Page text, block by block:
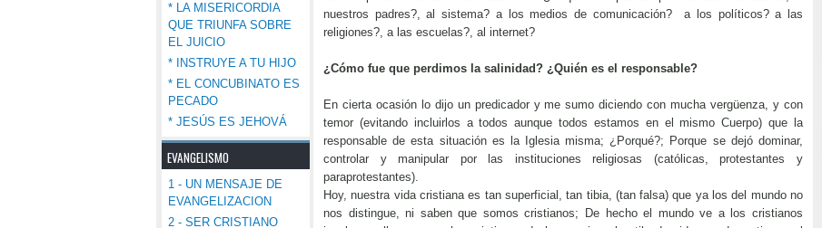
nuestros padres?, al sistema? a los medios de comunicación? a los políticos? a las
religiones?, a las escuelas?, al internet?
¿Cómo fue que perdimos la salinidad? ¿Quién es el responsable?
En cierta ocasión lo dijo un predicador y me sumo diciendo con mucha vergüenza, y con
temor (evitando incluirlos a todos aunque todos estamos en el mismo Cuerpo) que la
responsable de esta situación es la Iglesia misma; ¿Porqué?; Porque se dejó dominar,
controlar y manipular por las instituciones religiosas (católicas, protestantes y
paraprotestantes).
Hoy, nuestra vida cristiana es tan superficial, tan tibia, (tan falsa) que ya los del mundo no
nos distingue, ni saben que somos cristianos; De hecho el mundo ve a los cristianos
* LA MISERICORDIA
QUE TRIUNFA SOBRE
EL JUICIO
* INSTRUYE A TU HIJO
* EL CONCUBINATO ES
PECADO
* JESÚS ES JEHOVÁ
EVANGELISMO
1 - UN MENSAJE DE
EVANGELIZACION
2 - SER CRISTIANO